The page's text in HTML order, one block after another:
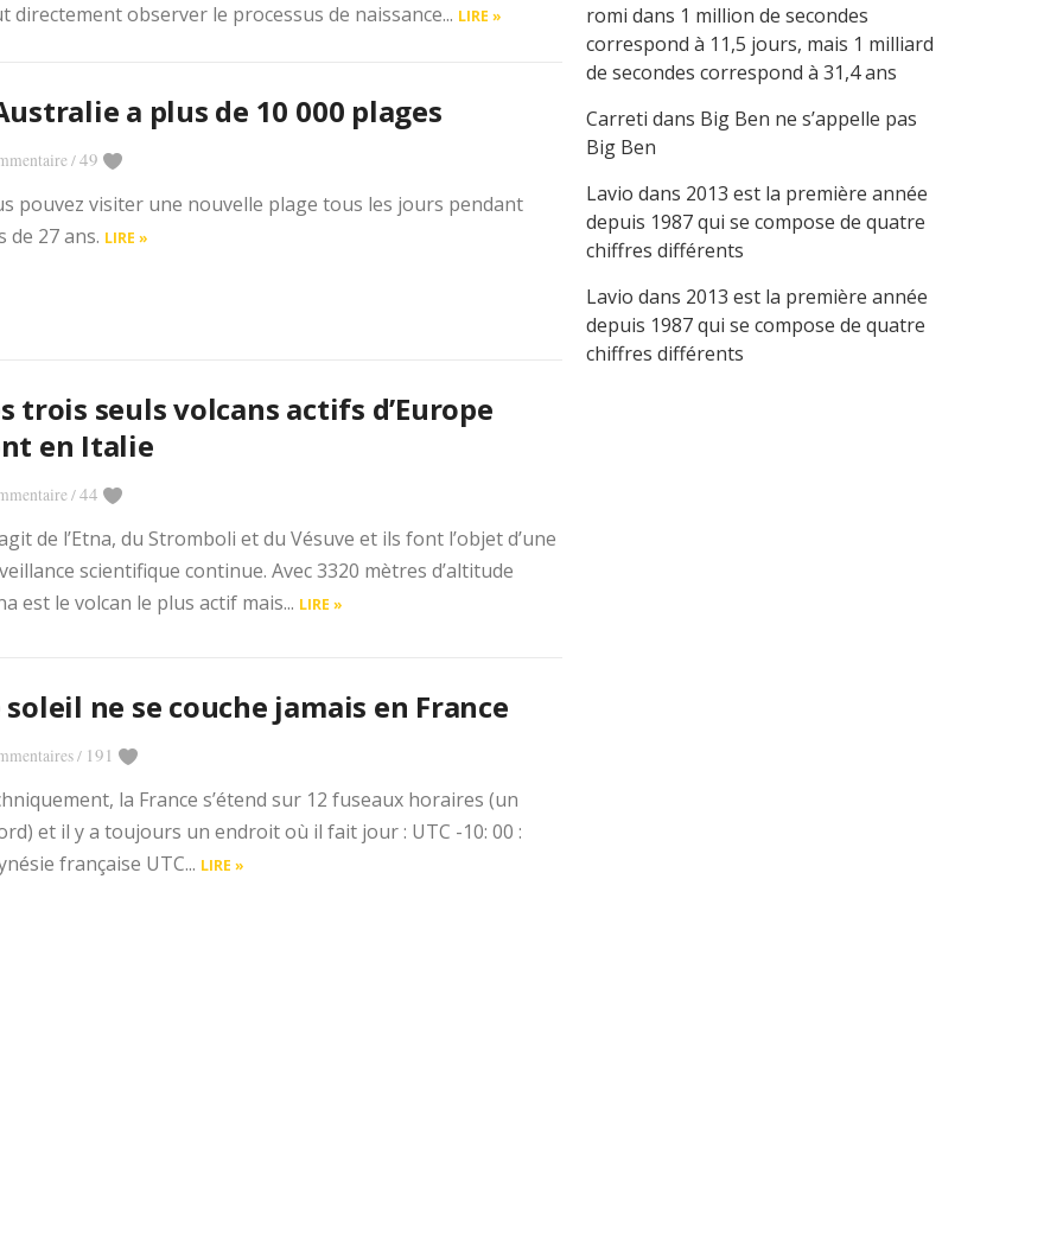
directement observer le processus de naissance... LIRE »
a plus de 10 000 plages
/49
pouvez visiter une nouvelle plage tous les jours pendant
de 27 ans. LIRE »
trois seuls volcans actifs d’Europe
en Italie
/44
de l’Etna, du Stromboli et du Vésuve et ils font l’objet d’une
scientifique continue. Avec 3320 mètres d’altitude
est le volcan le plus actif mais... LIRE »
soleil ne se couche jamais en France
/ 191
la France s’étend sur 12 fuseaux horaires (un
et il y a toujours un endroit où il fait jour : UTC -10: 00 :
française UTC... LIRE »
romi dans 1 million de secondes
correspond à 11,5 jours, mais 1 milliard
de secondes correspond à 31,4 ans
Carreti dans Big Ben ne s’appelle pas
Big Ben
Lavio dans 2013 est la première année
depuis 1987 qui se compose de quatre
chiffres différents
Lavio dans 2013 est la première année
depuis 1987 qui se compose de quatre
chiffres différents
N°1 app store